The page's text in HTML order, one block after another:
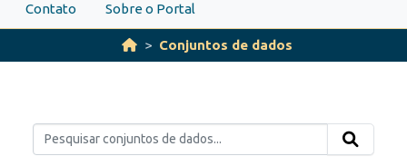
Contato Sobre o Portal
Conjuntos de dados